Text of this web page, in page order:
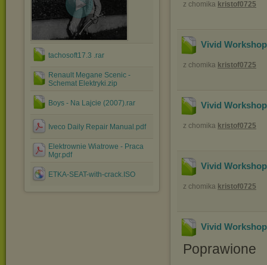
tachosoft17.3 .rar
Renault Megane Scenic -
Schemat Elektryki.zip
Boys - Na Lajcie (2007).rar
Iveco Daily Repair Manual.pdf
Elektrownie Wiatrowe - Praca
Mgr.pdf
ETKA-SEAT-with-crack.ISO
z chomika kristof0725
Vivid
z chomika kristof0725
Vivid
z chomika kristof0725
Vivid
z chomika kristof0725
Vivid
Poprawione